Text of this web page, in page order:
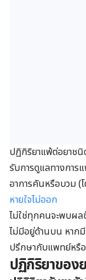
ปฏิกิริยาแพ้ต่อยาชนิ
รับการดูแลทางกา
อาการคันหรือบวม (
หายใจไม่ออก
ไม่ใช่ทุกคนจะพบผล
ไม่มีอยู่ด้านบน หาก
ปรึกษากับแพทย์หรื
ปฏิกิริยาของ